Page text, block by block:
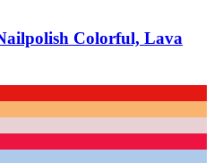
Colorful, Lava